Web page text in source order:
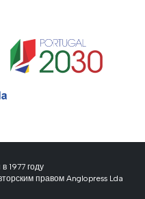
1977 году
правом Anglopress Lda